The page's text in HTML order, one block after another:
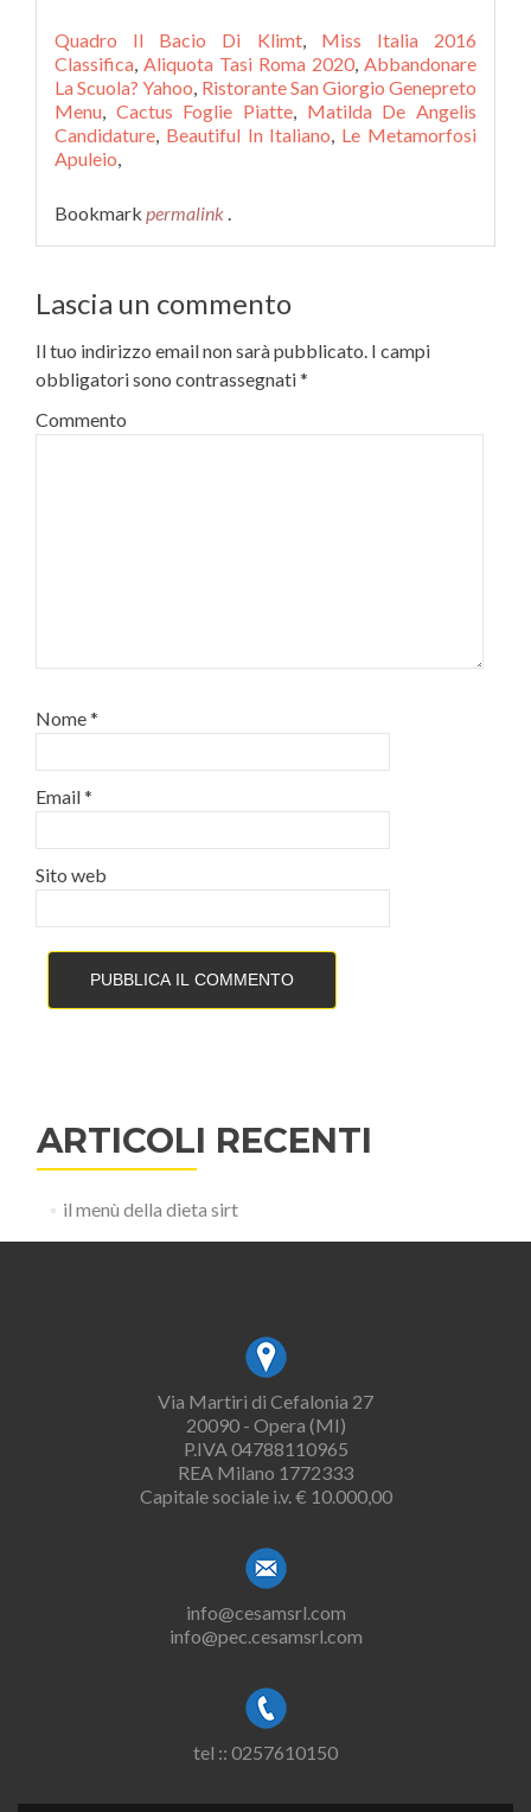
Quadro Il Bacio Di Klimt, Miss Italia 2016
Classifica, Aliquota Tasi Roma 2020, Abbandonare
La Scuola? Yahoo, Ristorante San Giorgio Genepreto
Menu, Cactus Foglie Piatte, Matilda De Angelis
Candidature, Beautiful In Italiano, Le Metamorfosi
Apuleio,
Bookmark permalink .
Lascia un commento
Il tuo indirizzo email non sarà pubblicato. I campi
obbligatori sono contrassegnati*
Commento
Nome*
Email*
Sito web
ARTICOLI RECENTI
il menù della dieta sirt
Via Martiri di Cefalonia 27
20090 - Opera (MI)
P.IVA 04788110965
REA Milano 1772333
Capitale sociale i.v. € 10.000,00
info@cesamsrl.com
info@pec.cesamsrl.com
tel :: 0257610150